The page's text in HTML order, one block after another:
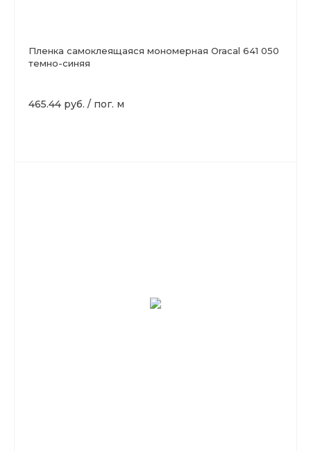
Пленка самоклеящаяся мономерная Oracal 641 050
темно-синяя
465.44 руб. / пог. м